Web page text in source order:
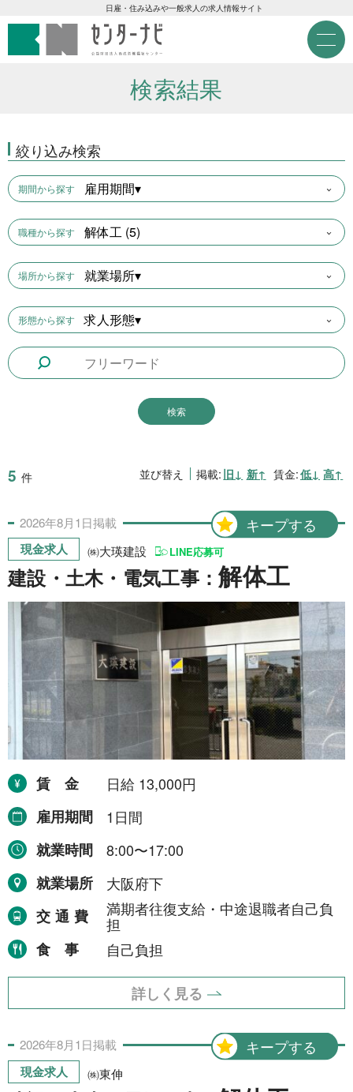
M
e
n
センターナビ 公益財団法
日雇・住み込みや一般求人の求人情報サイト
急募現金求人
急募契約求人
高齢者活躍求人
LINE応募可求人
はじめての方へ
事業主の皆様へ
雇用期間から探す
1日間
20日間 4件
30日間
31日間
2ヶ月間 3件
6ヶ月間 6件
1年間 2件
令和8年9月30日まで 1件
令和8年12月31日まで 1件
令和9年2月28日まで
令和9年3月31日まで
期間の定めなし
職種から探す
建設・土木・電気工事
配送・輸送・機械運転等 25件
警備 17件
清掃・洗浄 3件
運搬・包装・選別等
検索結果
絞り込み検索
期間から探す 雇用期間▾
職種から探す 解体工 (5)
場所から探す 就業場所▾
形態から探す 求人形態▾
5 件 並び替え 掲載: 旧↓ 新↑ 賃金:低↓ 高↑
キープする
2026年8月1日掲載
現金求人 ㈱大瑛建設 LINE応募可
建設・土木・電気工事：解体工
賃金
日給 13,000円
雇用期間
1日間
就業時間
8:00〜17:00
就業場所
大阪府下
交通費
満期者往復支給・中途退職者自己負
担
食事
自己負担
詳しく見る
キープする
2026年8月1日掲載
現金求人 ㈱東伸